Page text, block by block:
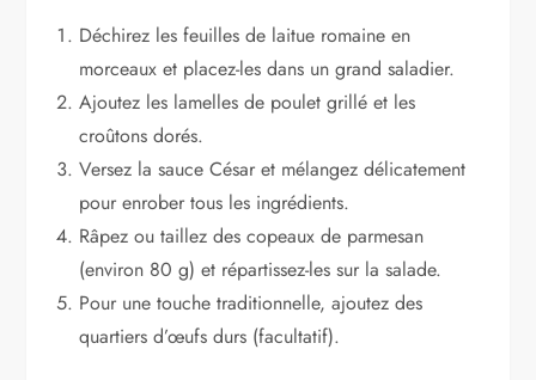
Déchirez les feuilles de laitue romaine en
morceaux et placez-les dans un grand saladier.
Ajoutez les lamelles de poulet grillé et les
croûtons dorés.
Versez la sauce César et mélangez délicatement
pour enrober tous les ingrédients.
Râpez ou taillez des copeaux de parmesan
(environ 80 g) et répartissez-les sur la salade.
Pour une touche traditionnelle, ajoutez des
quartiers d’œufs durs (facultatif).